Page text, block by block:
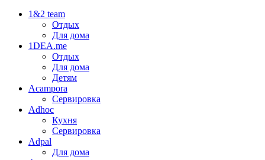
1&2 team
Отдых
Для дома
1DEA.me
Отдых
Для дома
Детям
Acampora
Сервировка
Adhoc
Кухня
Сервировка
Adpal
Для дома